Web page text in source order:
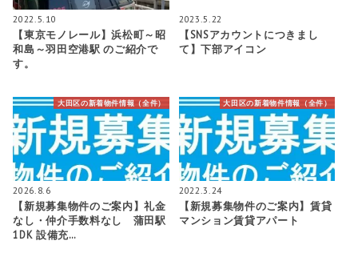
2022.5.10
【東京モノレール】浜松町～昭
和島～羽田空港駅 のご紹介で
す。
2023.5.22
【SNSアカウントにつきまし
て】下部アイコン
大田区の新着物件情報（全件）
2026.8.6
【新規募集物件のご案内】礼金
なし・仲介手数料なし 蒲田駅
1DK 設備充…
大田区の新着物件情報（全件）
2022.3.24
【新規募集物件のご案内】賃貸
マンション賃貸アパート